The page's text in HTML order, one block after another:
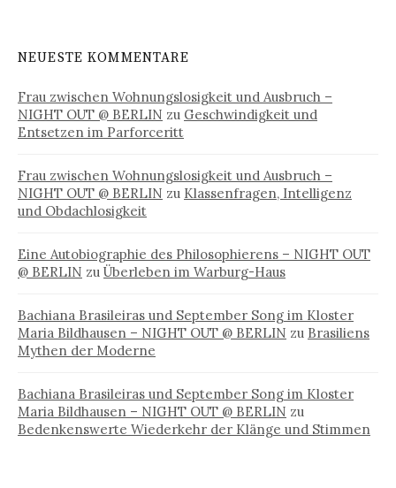
NEUESTE KOMMENTARE
Frau zwischen Wohnungslosigkeit und Ausbruch –
NIGHT OUT @ BERLIN zu Geschwindigkeit und
Entsetzen im Parforceritt
Frau zwischen Wohnungslosigkeit und Ausbruch –
NIGHT OUT @ BERLIN zu Klassenfragen, Intelligenz
und Obdachlosigkeit
Eine Autobiographie des Philosophierens – NIGHT OUT
@ BERLIN zu Überleben im Warburg-Haus
Bachiana Brasileiras und September Song im Kloster
Maria Bildhausen – NIGHT OUT @ BERLIN zu Brasiliens
Mythen der Moderne
Bachiana Brasileiras und September Song im Kloster
Maria Bildhausen – NIGHT OUT @ BERLIN zu
Bedenkenswerte Wiederkehr der Klänge und Stimmen